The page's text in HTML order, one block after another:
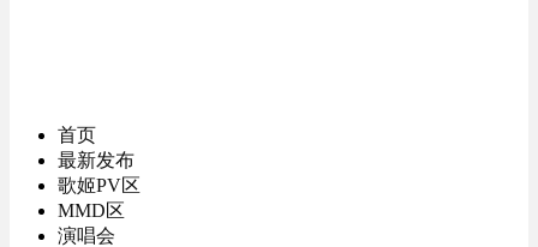
首页
最新发布
歌姬PV区
MMD区
演唱会